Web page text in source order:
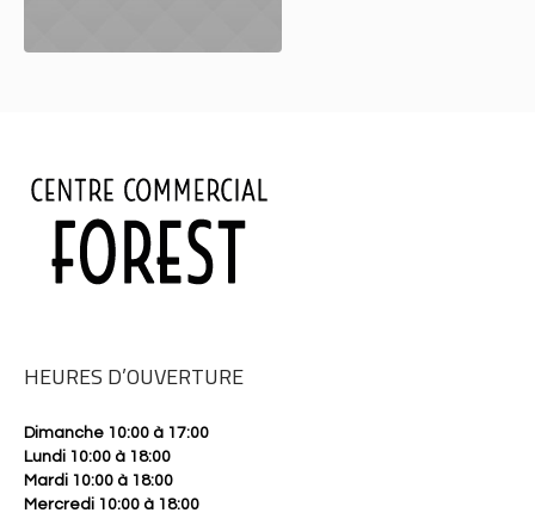
HEURES D’OUVERTURE
Dimanche 10:00 à 17:00
Lundi 10:00 à 18:00
Mardi 10:00 à 18:00
Mercredi 10:00 à 18:00